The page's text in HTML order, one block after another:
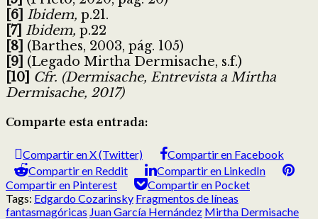
[6] Ibidem, p.21.
[7] Ibidem, p.22
[8] (Barthes, 2003, pág. 105)
[9] (Legado Mirtha Dermisache, s.f.)
[10] Cfr. (Dermisache, Entrevista a Mirtha
Dermisache, 2017)
Comparte esta entrada:
Compartir en X (Twitter)
Compartir en Facebook
Compartir en Reddit
Compartir en LinkedIn
Compartir en Pinterest
Compartir en Pocket
Tags: Edgardo Cozarinsky Fragmentos de líneas
fantasmagóricas Juan García Hernández Mirtha Dermisache